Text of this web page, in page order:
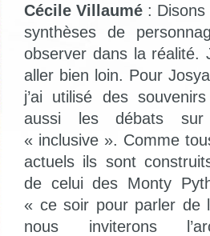
Cécile Villaumé :
synthèses de
observer dans la réalité.
aller bien loin. Pour
j’ai utilisé des
aussi les débats sur
« inclusive ». Comme
actuels ils sont
de celui des Monty
« ce soir pour parler de
nous inviterons